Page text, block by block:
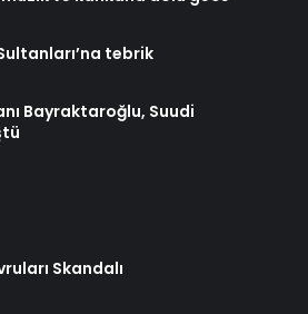
tebrik
Bayraktaroğlu, Suudi
Skandalı